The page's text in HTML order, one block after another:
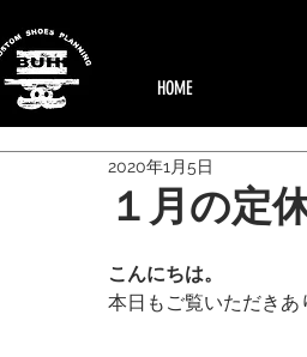
HOME
１月の定
2020年1月5日
こんにちは。
本日もご覧いただきあ